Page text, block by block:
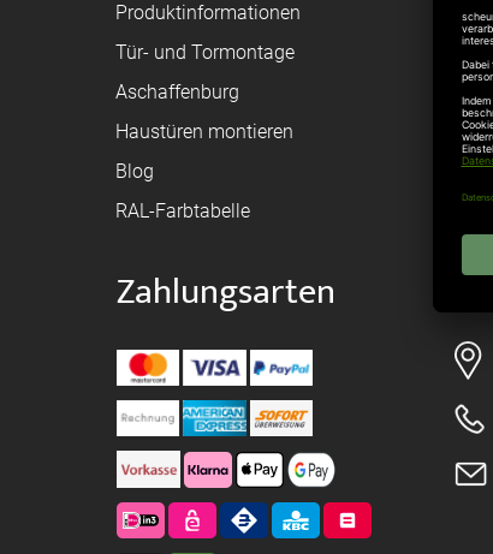
Produktinformationen
Tür- und Tormontage
Aschaffenburg
Haustüren montieren
Blog
RAL-Farbtabelle
Zahlungsarten